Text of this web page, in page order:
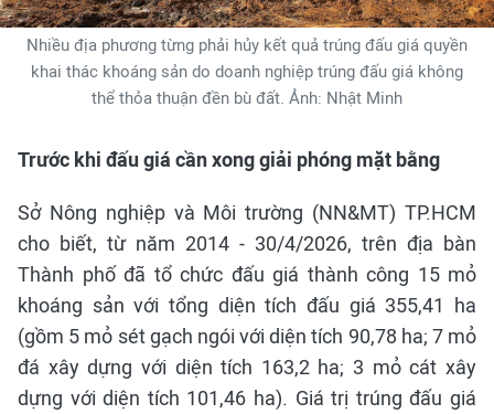
Nhiều địa phương từng phải hủy kết quả trúng đấu giá quyền
khai thác khoáng sản do doanh nghiệp trúng đấu giá không
thể thỏa thuận đền bù đất. Ảnh: Nhật Minh
Trước khi đấu giá cần xong giải phóng mặt bằng
Sở Nông nghiệp và Môi trường (NN&MT) TP.HCM
cho biết, từ năm 2014 - 30/4/2026, trên địa bàn
Thành phố đã tổ chức đấu giá thành công 15 mỏ
khoáng sản với tổng diện tích đấu giá 355,41 ha
(gồm 5 mỏ sét gạch ngói với diện tích 90,78 ha; 7 mỏ
đá xây dựng với diện tích 163,2 ha; 3 mỏ cát xây
dựng với diện tích 101,46 ha). Giá trị trúng đấu giá